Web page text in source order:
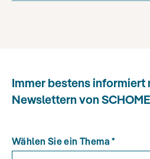
Immer bestens informiert
Newslettern von
Wählen Sie ein Thema *